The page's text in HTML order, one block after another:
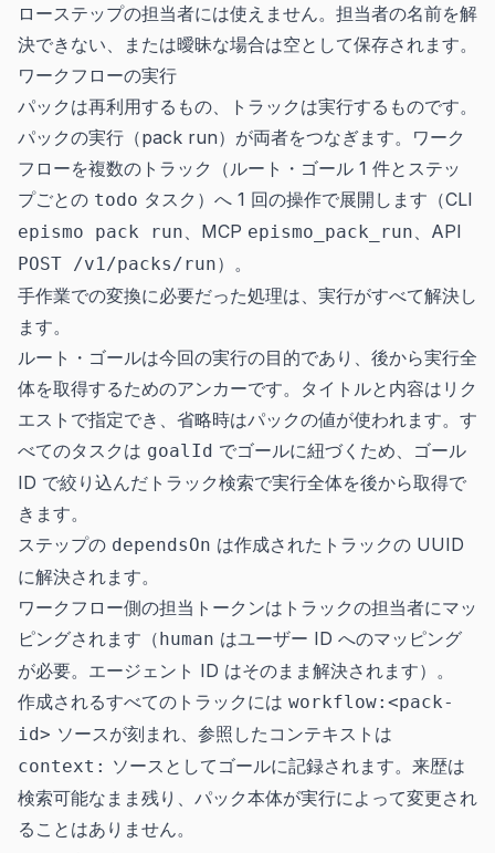
ローステップの担当者には使えません。担当者の名前を解
決できない、または曖昧な場合は空として保存されます。
ワークフローの実行
パックは再利用するもの、トラックは実行するものです。
パックの実行（pack run）が両者をつなぎます。ワーク
フローを複数のトラック（ルート・ゴール 1 件とステッ
プごとの todo タスク）へ 1 回の操作で展開します（CLI
epismo pack run、MCP epismo_pack_run、API
POST /v1/packs/run）。
手作業での変換に必要だった処理は、実行がすべて解決し
ます。
ルート・ゴールは今回の実行の目的であり、後から実行全
体を取得するためのアンカーです。タイトルと内容はリク
エストで指定でき、省略時はパックの値が使われます。す
べてのタスクは goalId でゴールに紐づくため、ゴール
ID で絞り込んだトラック検索で実行全体を後から取得で
きます。
ステップの dependsOn は作成されたトラックの UUID
に解決されます。
ワークフロー側の担当トークンはトラックの担当者にマッ
ピングされます（human はユーザー ID へのマッピング
が必要。エージェント ID はそのまま解決されます）。
作成されるすべてのトラックには workflow:<pack-
id> ソースが刻まれ、参照したコンテキストは
context: ソースとしてゴールに記録されます。来歴は
検索可能なまま残り、パック本体が実行によって変更され
ることはありません。